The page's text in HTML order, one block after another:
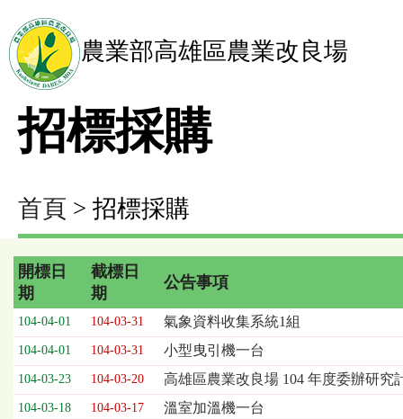
農業部高雄區農業改良場
招標採購
首頁 > 招標採購
招
標
採
購
列
表，
開標日
期
截標日
期
公告事項
104-04-01 104-03-31 氣象資料收集系統1組
104-04-01 104-03-31 小型曳引機一台
104-03-23 104-03-20 高雄區農業改良場 104 年度委辦研究
104-03-18 104-03-17 溫室加溫機一台